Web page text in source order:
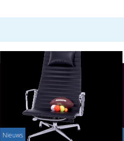
Nieuws